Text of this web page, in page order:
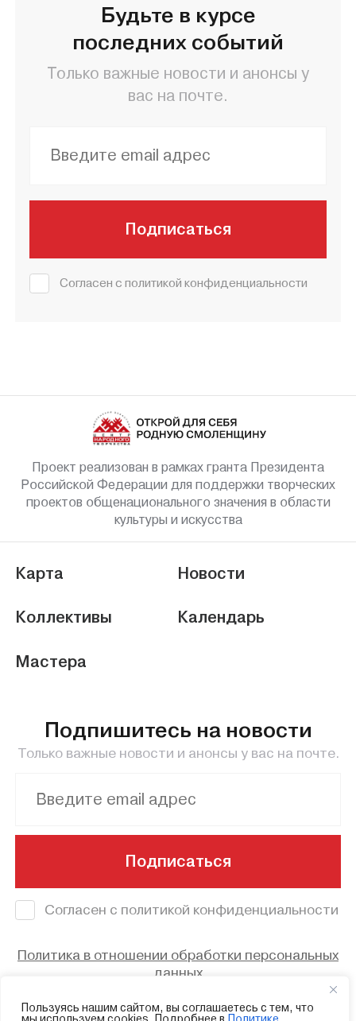
Пользуясь нашим сайтом, вы соглашаетесь с тем, что
Будьте в курсе
последних событий
Только важные новости и анонсы у
вас на почте.
Подписаться
Согласен с политикой конфиденциальности
Проект реализован в рамках гранта Президента
Российской Федерации для поддержки творческих
проектов общенационального значения в области
культуры и искусства
Карта
Коллективы
Мастера
Новости
Календарь
© 2023 - Смоленский областной центр
Политика в отношении обработки персональных
данных
Подпишитесь на новости
Только важные новости и анонсы у вас на почте.
Подписаться
Согласен с политикой конфиденциальности